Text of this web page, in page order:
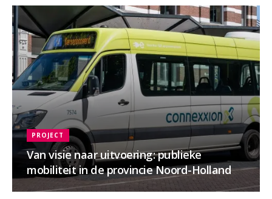
Van visie naar uitvoering: publieke
mobiliteit in de provincie Noord-Holland
PROJECT